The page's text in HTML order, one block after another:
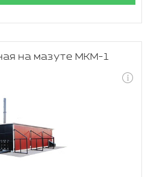
на мазуте МКМ-1